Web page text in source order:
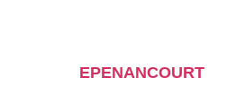
EPENANCOURT